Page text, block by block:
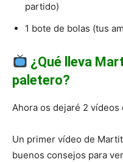
partido)
1 bote de bolas (tus
¿Qué lleva
paletero?
Ahora os dejaré 2
Un primer vídeo de
buenos consejos para